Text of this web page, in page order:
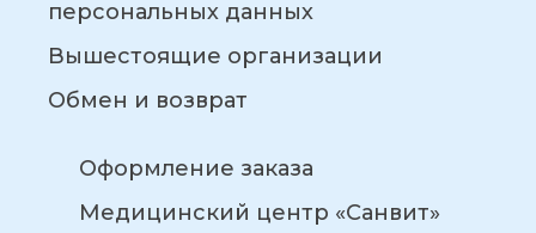
персональных данных
Вышестоящие организации
Обмен и возврат
Оформление заказа
Медицинский центр «Санвит»